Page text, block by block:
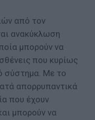
από τον
ανακύκλωση
μπορούν να
που κυρίως
σύστημα. Με το
απορρυπαντικά
που έχουν
μπορούν να